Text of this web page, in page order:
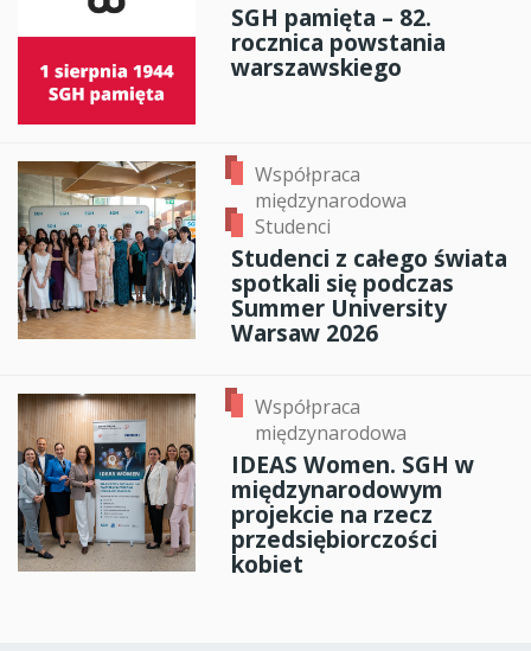
SGH pamięta – 82.
rocznica powstania
warszawskiego
Współpraca
międzynarodowa
Studenci
Studenci z całego świata
spotkali się podczas
Summer University
Warsaw 2026
Współpraca
międzynarodowa
IDEAS Women. SGH w
międzynarodowym
projekcie na rzecz
przedsiębiorczości
kobiet